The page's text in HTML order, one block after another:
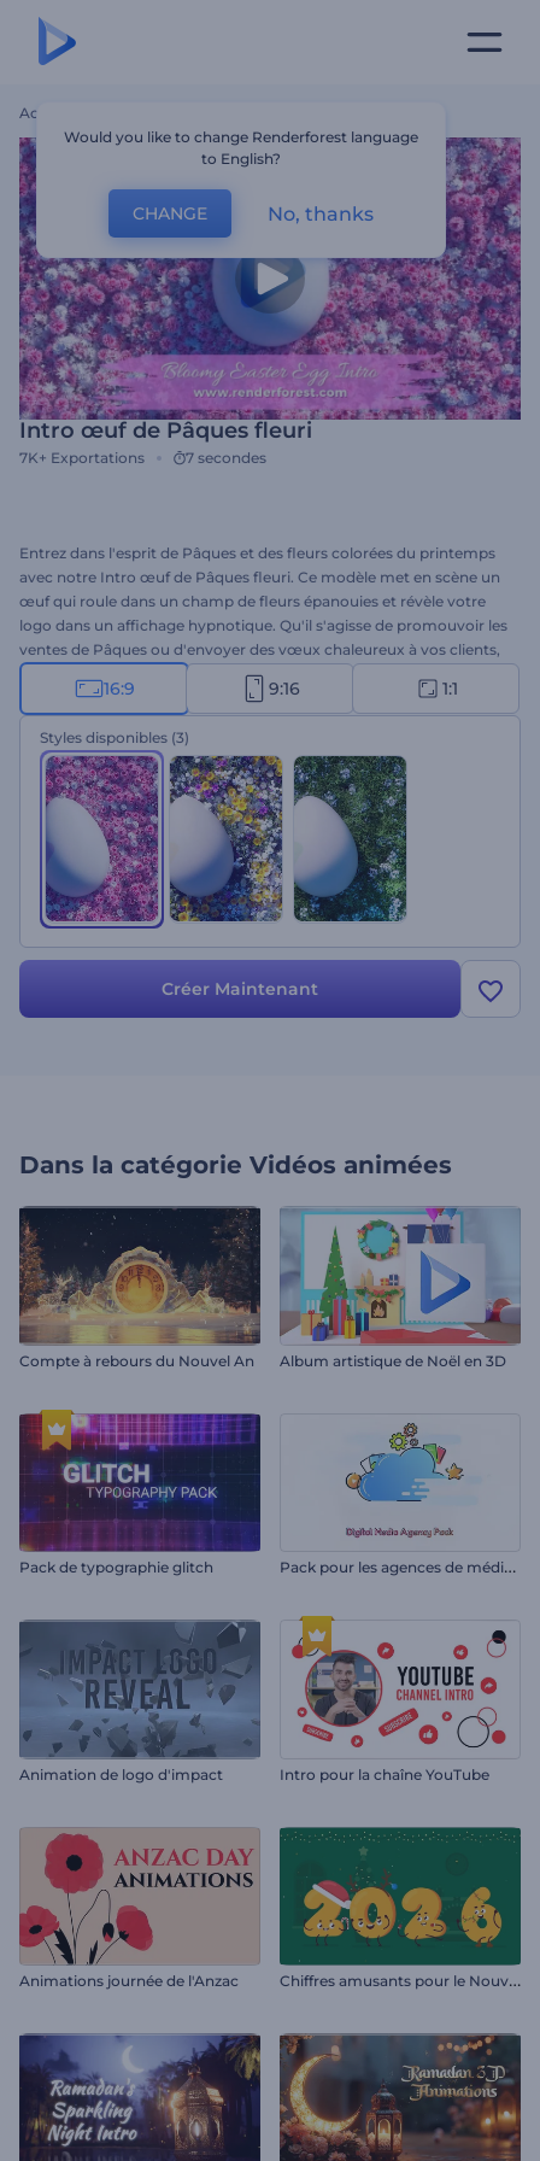
Accueil
Intro œuf de Pâques fleuri
7K+ Exportations 7 secondes
Entrez dans l'esprit de Pâques et des fleurs colorées du printemps
avec notre Intro œuf de Pâques fleuri. Ce modèle met en scène un
œuf qui roule dans un champ de fleurs épanouies et révèle votre
logo dans un affichage hypnotique. Qu'il s'agisse de promouvoir les
ventes de Pâques ou d'envoyer des vœux chaleureux à vos clients,
ce modèle est parfait pour attirer l'attention des spectateurs.
Téléchargez votre logo, écrivez vos messages de vacances,
choisissez parmi 3 styles et ajoutez une musique de fond pour la
touche finale. Créez dès maintenant et laissez votre logo s'épanouir
dans la beauté de la nature !
16:9 9:16 1:1
Styles disponibles (3)
Créer Maintenant
Dans la catégorie Vidéos animées
Compte à rebours du Nouvel An Album artistique de Noël en 3D
Pack de typographie glitch P
ack pour les agences de médias numériques
Animation de logo d'impact Intro pour la chaîne YouTube
Animations journée de l'Anzac C
hiffres amusants pour le Nouvel An
Would you like to change Renderforest language
to English?
CHANGE No, thanks